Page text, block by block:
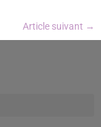
Article suivant →